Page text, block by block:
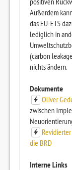
Außerdem
das EU-ETS
lediglich in
(carbon
nichts ändern.
Dokumente
Oliver
zwischen
die BRD
Interne Links